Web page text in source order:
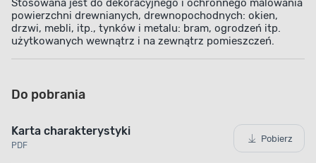
Maksymalne bezpieczeństwo
Zadbaj o wysoki poziom bezpieczeństwa
w trakcie pożaru. Po nałożeniu farby, na ścianie
nie wytworzy cząsteczek mogących powodować
Stosowana jest do dekoracyjnego i ochronnego malowania
powierzchni drewnianych, drewnopochodnych: okien,
drzwi, mebli, itp., tynków i metalu: bram, ogrodzeń itp.
użytkowanych wewnątrz i na zewnątrz pomieszczeń.
Do pobrania
Karta charakterystyki
PDF
Pobierz